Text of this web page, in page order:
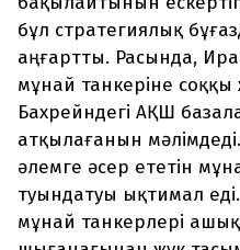
бұл стратегиялық
аңғартты. Расында,
мұнай танкеріне
Бахрейндегі АҚШ
атқылағанын
әлемге әсер ететін
туындатуы ықтимал
мұнай танкерлері